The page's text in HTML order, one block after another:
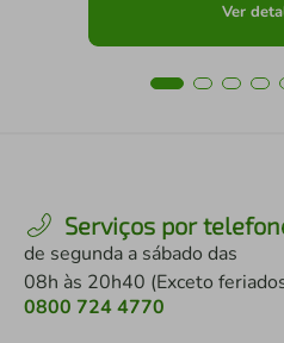
Ver
Serviços por
de segunda a sábado das
08h às 20h40 (Exceto
0800 724 4770